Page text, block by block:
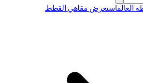
العالماستعرض مقاهي القطط